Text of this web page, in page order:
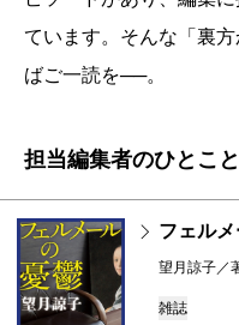
ています。そんな「裏
ばご一読を──。
担当編集者のひとこと
フェル
望月諒子／
雑誌